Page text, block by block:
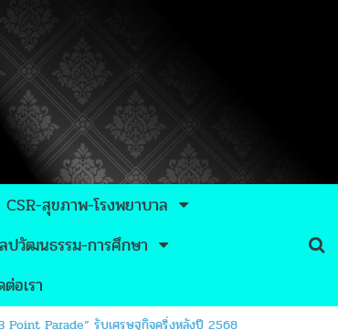
CSR-สุขภาพ-โรงพยาบาล
ปวัฒนธรรม-การศึกษา
อเรา
Point Parade” รับเศรษฐกิจครึ่งหลังปี 2568